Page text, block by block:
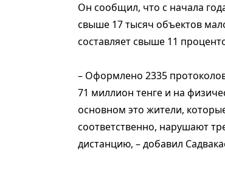
Он сообщил, что с начала
свыше 17 тысяч объектов
составляет свыше 11
– Оформлено 2335
71 миллион тенге и на
основном это жители,
соответственно, нарушают
дистанцию, – добавил